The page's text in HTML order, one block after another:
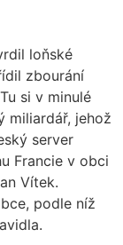
loňské
zbourání
si v minulé
miliardář, jehož
server
Francie v obci
Vítek.
podle níž